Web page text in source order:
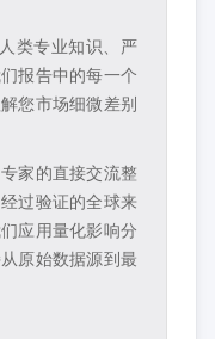
类专业知识、严
报告中的每一个
您市场细微差别
家的直接交流整
过验证的全球来
应用量化影响分
原始数据源到最